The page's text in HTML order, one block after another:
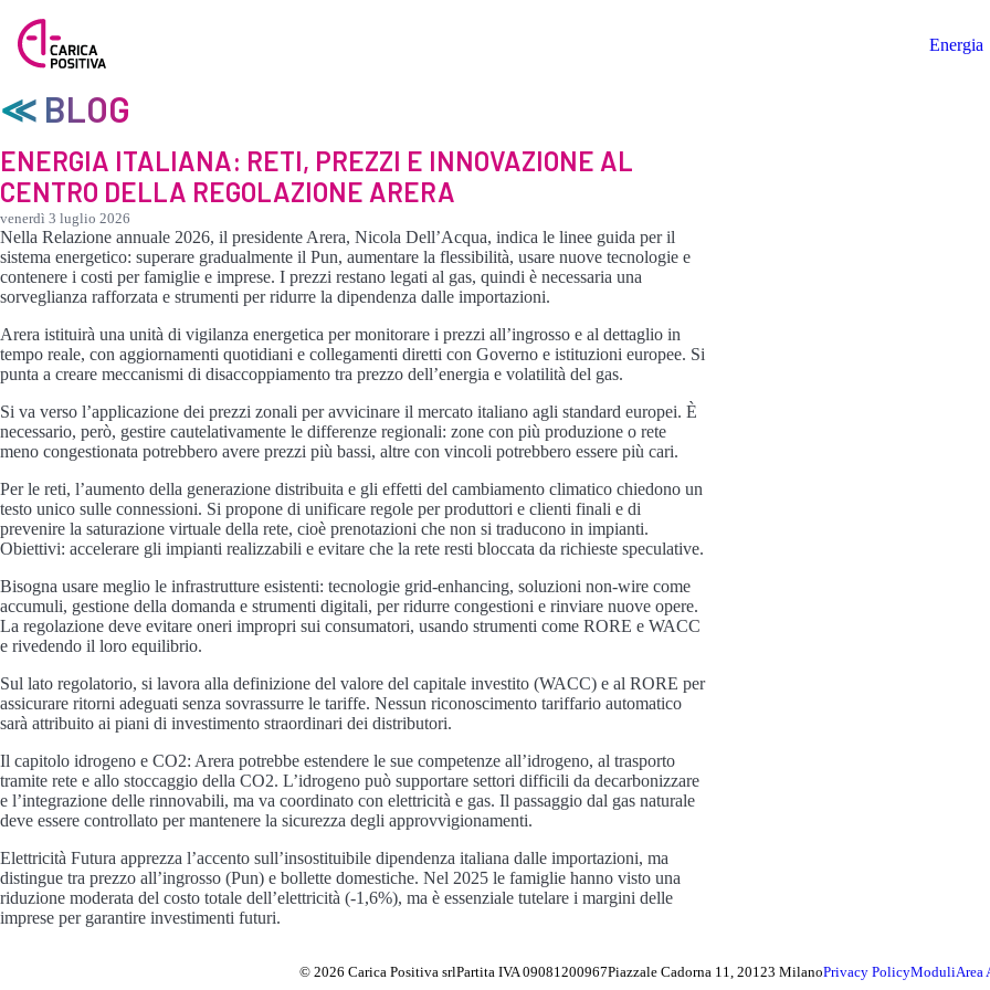
Energia
≪ BLOG
ENERGIA ITALIANA: RETI, PREZZI E INNOVAZIONE AL
CENTRO DELLA REGOLAZIONE ARERA
venerdì 3 luglio 2026
Nella Relazione annuale 2026, il presidente Arera, Nicola Dell’Acqua, indica le linee guida per il
sistema energetico: superare gradualmente il Pun, aumentare la flessibilità, usare nuove tecnologie e
contenere i costi per famiglie e imprese. I prezzi restano legati al gas, quindi è necessaria una
sorveglianza rafforzata e strumenti per ridurre la dipendenza dalle importazioni.
Arera istituirà una unità di vigilanza energetica per monitorare i prezzi all’ingrosso e al dettaglio in
tempo reale, con aggiornamenti quotidiani e collegamenti diretti con Governo e istituzioni europee. Si
punta a creare meccanismi di disaccoppiamento tra prezzo dell’energia e volatilità del gas.
Si va verso l’applicazione dei prezzi zonali per avvicinare il mercato italiano agli standard europei. È
necessario, però, gestire cautelativamente le differenze regionali: zone con più produzione o rete
meno congestionata potrebbero avere prezzi più bassi, altre con vincoli potrebbero essere più cari.
Per le reti, l’aumento della generazione distribuita e gli effetti del cambiamento climatico chiedono un
testo unico sulle connessioni. Si propone di unificare regole per produttori e clienti finali e di
prevenire la saturazione virtuale della rete, cioè prenotazioni che non si traducono in impianti.
Obiettivi: accelerare gli impianti realizzabili e evitare che la rete resti bloccata da richieste speculative.
Bisogna usare meglio le infrastrutture esistenti: tecnologie grid-enhancing, soluzioni non-wire come
accumuli, gestione della domanda e strumenti digitali, per ridurre congestioni e rinviare nuove opere.
La regolazione deve evitare oneri impropri sui consumatori, usando strumenti come RORE e WACC
e rivedendo il loro equilibrio.
Sul lato regolatorio, si lavora alla definizione del valore del capitale investito (WACC) e al RORE per
assicurare ritorni adeguati senza sovrassurre le tariffe. Nessun riconoscimento tariffario automatico
sarà attribuito ai piani di investimento straordinari dei distributori.
Il capitolo idrogeno e CO2: Arera potrebbe estendere le sue competenze all’idrogeno, al trasporto
tramite rete e allo stoccaggio della CO2. L’idrogeno può supportare settori difficili da decarbonizzare
e l’integrazione delle rinnovabili, ma va coordinato con elettricità e gas. Il passaggio dal gas naturale
deve essere controllato per mantenere la sicurezza degli approvvigionamenti.
Elettricità Futura apprezza l’accento sull’insostituibile dipendenza italiana dalle importazioni, ma
distingue tra prezzo all’ingrosso (Pun) e bollette domestiche. Nel 2025 le famiglie hanno visto una
riduzione moderata del costo totale dell’elettricità (-1,6%), ma è essenziale tutelare i margini delle
imprese per garantire investimenti futuri.
© 2026 Carica Positiva srlPartita IVA 09081200967Piazzale Cadorna 11, 20123 MilanoPrivacy PolicyModuliArea